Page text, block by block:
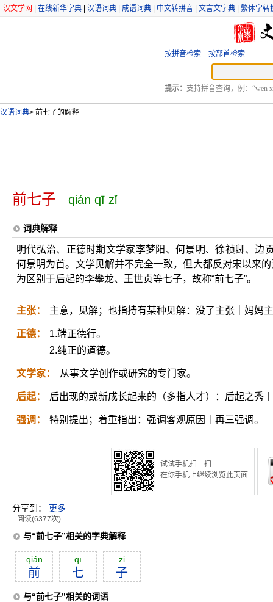
汉文学网 在线新华字典 汉语词典 成语词典 中文转拼音 文言文字典 繁体字转
按拼音检索 按部首检索
提示： 支持拼音查询，例：“wen
汉语词典> 前七子的解释
前七子 qián qī zǐ
词典解释
明代弘治、正德时期文学家李梦阳、何景明、徐祯卿、边
何景明为首。文学见解并不完全一致，但大都反对宋以来
为区别于后起的李攀龙、王世贞等七子，故称“前七子”。
主张： 主意，见解；也指持有某种见解：没了主张｜妈妈
正德：
1.端正德行。
2.纯正的道德。
文学家： 从事文学创作或研究的专门家。
后起： 后出现的或新成长起来的（多指人才）：后起之秀
强调： 特别提出；着重指出：强调客观原因｜再三强调。
试试手机扫一扫
在你手机上继续浏览此页面
分享到： 更多
阅读(6377次)
与“前七子”相关的字典解释
qián
前
qī
七
zi
子
与“前七子”相关的词语